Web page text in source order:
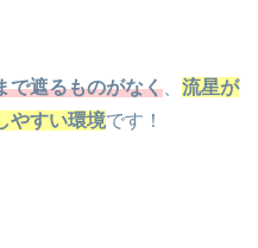
で遮るものがなく
流星が
やすい環境です！